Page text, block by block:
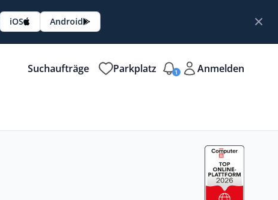
iOS Android
Suchaufträge Parkplatz 1 Anmelden